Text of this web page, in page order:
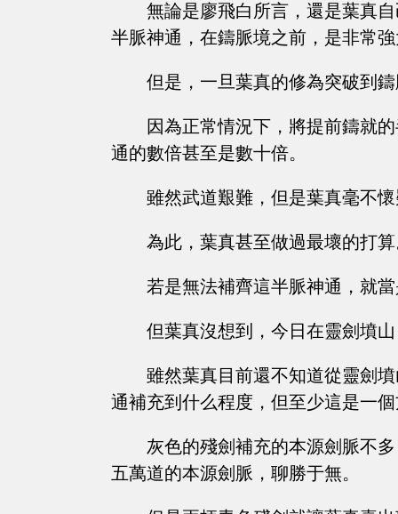
無論是廖飛白所言，還是葉真
半脈神通，在鑄脈境之前，是非常
但是，一旦葉真的修為突破到
因為正常情況下，將提前鑄就
通的數倍甚至是數十倍。
雖然武道艱難，但是葉真毫不
為此，葉真甚至做過最壞的打
若是無法補齊這半脈神通，就
但葉真沒想到，今日在靈劍墳
雖然葉真目前還不知道從靈劍
通補充到什么程度，但至少這是一
灰色的殘劍補充的本源劍脈不
五萬道的本源劍脈，聊勝于無。